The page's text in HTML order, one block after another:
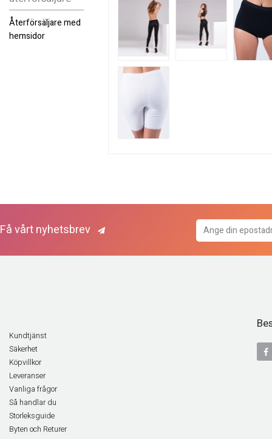
Återförsäljare med
hemsidor
Få vårt nyhetsbrev
Kundtjänst
Säkerhet
Köpvillkor
Leveranser
Vanliga frågor
Så handlar du
Storleksguide
Byten och Returer